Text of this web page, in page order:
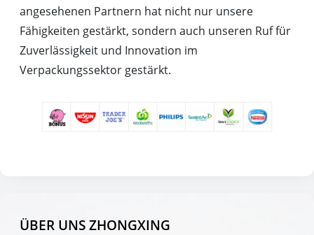
angesehenen Partnern hat nicht nur unsere
Fähigkeiten gestärkt, sondern auch unseren Ruf für
Zuverlässigkeit und Innovation im
Verpackungssektor gestärkt.
ÜBER UNS ZHONGXING